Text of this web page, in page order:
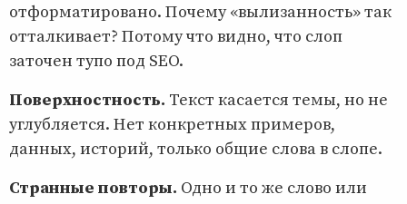
отформатировано. Почему «вылизанность» так
отталкивает? Потому что видно, что слоп
заточен тупо под SEO.
Поверхностность. Текст касается темы, но не
углубляется. Нет конкретных примеров,
данных, историй, только общие слова в слопе.
Странные повторы. Одно и то же слово или